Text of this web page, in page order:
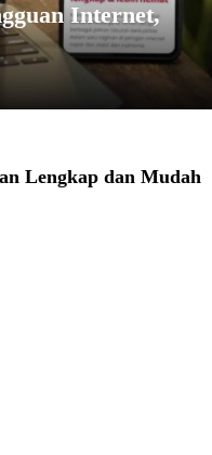
Internet,
Lengkap dan Mudah